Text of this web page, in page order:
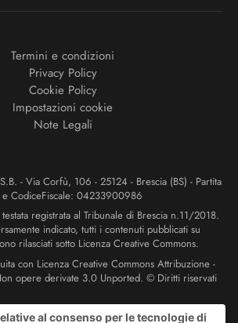
Termini e condizioni
Privacy Policy
Cookie Policy
Impostazioni cookie
Note Legali
- Via Corfù, 106 - 25124 - Brescia (BS) - Partita
e CodiceFiscale: 04233900986
registrata al Tribunale di Brescia n.11/2018.
indicato, tutti i contenuti pubblicati su
rilasciati sotto Licenza Creative Commons.
con Licenza Creative Commons Attribuzione -
opere derivate 3.0 Unported. © Diritti riservati
al consenso per le tecnologie di